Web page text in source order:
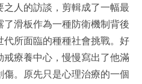
人的訪談，剪輯成了一幅最
滑板作為一種防衛機制背後
所面臨的種種社會挑戰。好
療養中心，慢慢寫出了他滿
。原先只是心理治療的一個